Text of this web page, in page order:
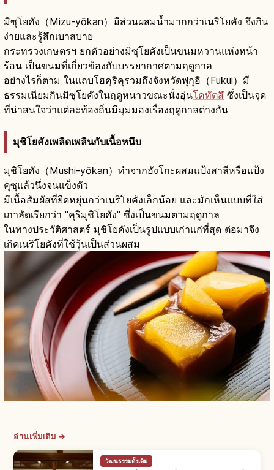
มิซุโยคัง（Mizu-yōkan）มีส่วนผสมน้ำมากกว่าเนริโยคัง จึงกิน
ง่ายและรู้สึกเบาสบาย
กระทรวงเกษตรฯ ยกตัวอย่างมิซุโยคังเป็นขนมหวานแห่งหน้า
ร้อน เป็นขนมที่เกี่ยวข้องกับบรรยากาศตามฤดูกาล
อย่างไรก็ตาม ในแถบโฮคุริคุรวมถึงจังหวัดฟุกุอิ（Fukui）มี
ธรรมเนียมกินมิซุโยคังในฤดูหนาวขณะนั่งอุ่นโคทัตสึ ซึ่งเป็นจุด
ที่น่าสนใจว่าแต่ละท้องถิ่นมีมุมมองเรื่องฤดูกาลต่างกัน
มุชิโยคังเพลิดเพลินกับเนื้อหนึบ
มุชิโยคัง（Mushi-yōkan）ทำจากอังโกะผสมแป้งสาลีหรือแป้ง
คุซุแล้วนึ่งจนแข็งตัว
มีเนื้อสัมผัสที่ยืดหยุ่นกว่าเนริโยคังเล็กน้อย และมักเห็นแบบที่ใส่
เกาลัดเรียกว่า "คุริมุชิโยคัง" ซึ่งเป็นขนมตามฤดูกาล
ในทางประวัติศาสตร์ มุชิโยคังเป็นรูปแบบเก่าแก่ที่สุด ต่อมาจึง
เกิดเนริโยคังที่ใช้วุ้นเป็นส่วนผสม
อ่านเพิ่มเติม →
วัฒนธรรมดั้งเดิม